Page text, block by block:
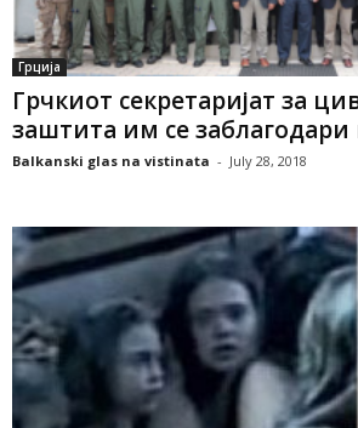
Грција
Грчкиот секретаријат за
заштита им се заблагодари
Balkanski glas na vistinata - July 28, 2018